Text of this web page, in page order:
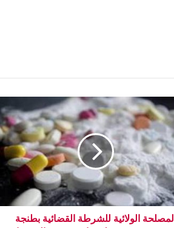
المصلحة الولائية للشرطة القضائية بطنجة